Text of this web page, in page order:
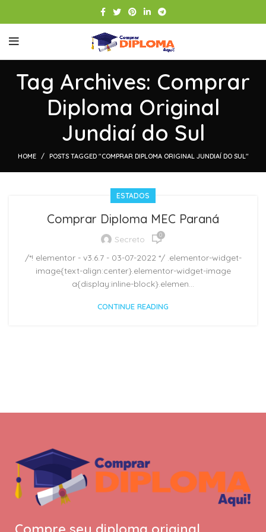
Tag Archives: Comprar
Diploma Original
Jundiaí do Sul
HOME POSTS TAGGED "COMPRAR DIPLOMA ORIGINAL JUNDIAÍ DO SUL"
ESTADOS
Comprar Diploma MEC Paraná
Secreto 0
/*! elementor - v3.6.7 - 03-07-2022 */ .elementor-widget-
image{text-align:center}.elementor-widget-image
a{display:inline-block}.elemen...
CONTINUE READING